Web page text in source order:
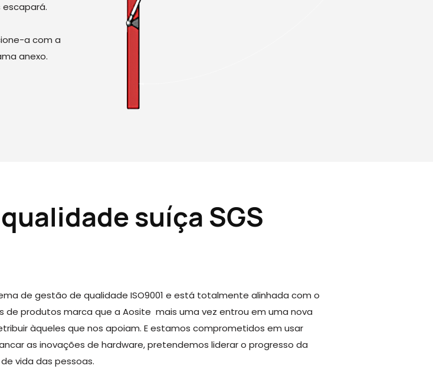
a com a
anexo.
suíça SGS
de gestão de qualidade ISO9001 e está totalmente alinhada com o
de produtos marca que a Aosite mais uma vez entrou em uma nova
àqueles que nos apoiam. E estamos comprometidos em usar
as inovações de hardware, pretendemos liderar o progresso da
vida das pessoas.